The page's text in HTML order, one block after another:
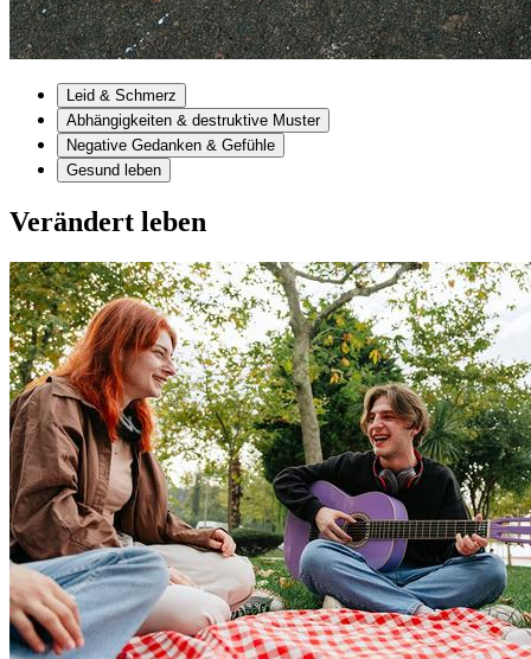
Leid & Schmerz
Abhängigkeiten & destruktive Muster
Negative Gedanken & Gefühle
Gesund leben
Verändert leben